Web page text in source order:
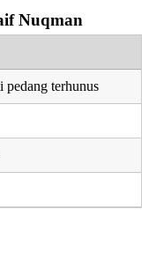
Nuqman
pedang terhunus